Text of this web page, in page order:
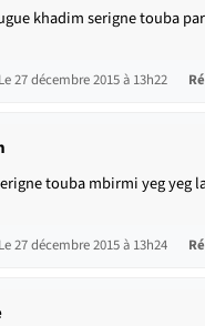
khadim serigne touba
Le 27 décembre 2015 à 13h22
touba mbirmi yeg yeg
Le 27 décembre 2015 à 13h24